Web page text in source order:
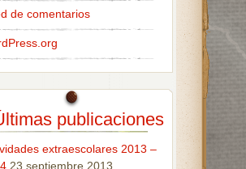
de comentarios
publicaciones
extraescolares 2013 –
23 septiembre 2013